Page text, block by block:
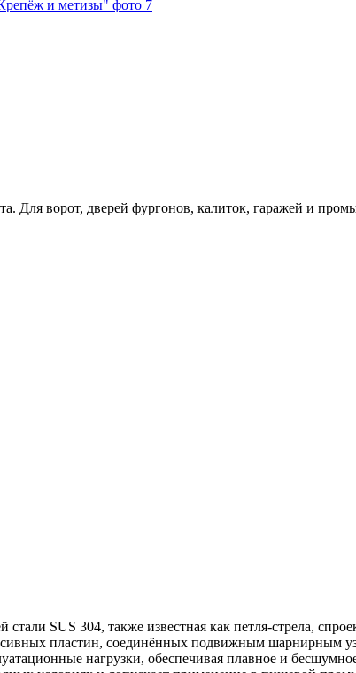
ворот, дверей фургонов, калиток, гаражей и
SUS 304, также известная как петля-стрела,
пластин, соединённых подвижным шарнирным
нагрузки, обеспечивая плавное и